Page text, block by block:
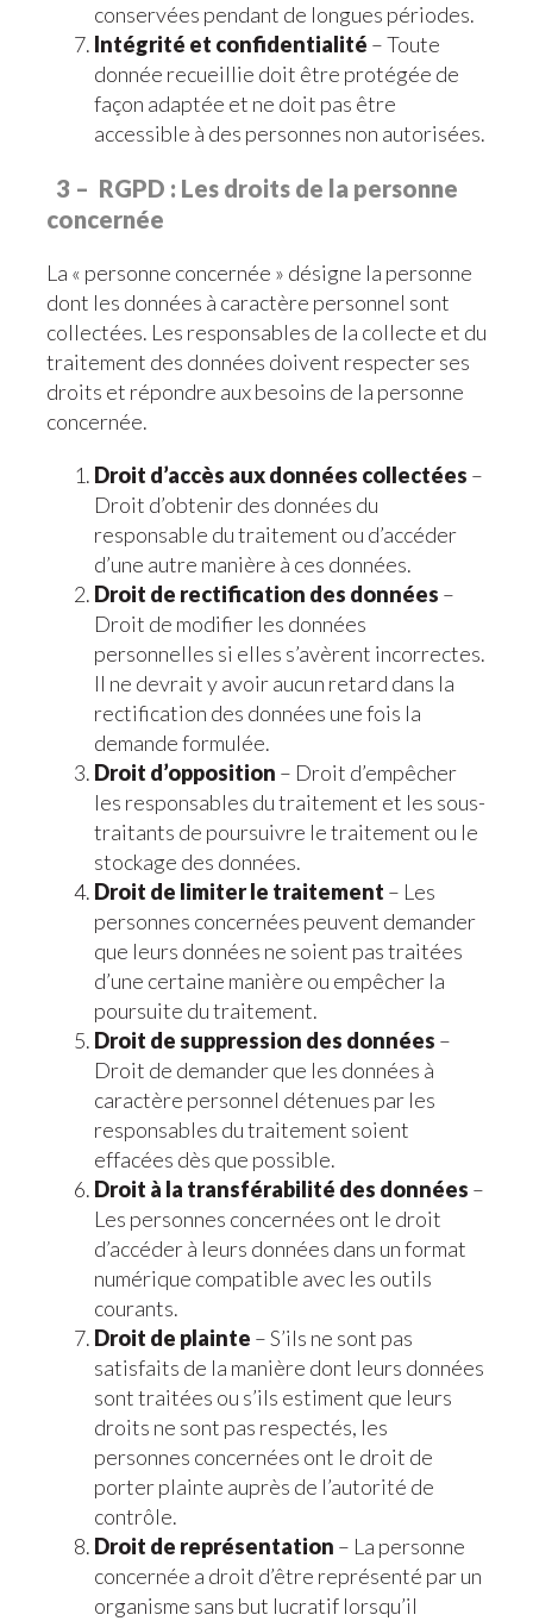
conservées pendant de longues périodes.
Intégrité et confidentialité – Toute
donnée recueillie doit être protégée de
façon adaptée et ne doit pas être
accessible à des personnes non autorisées.
3 – RGPD : Les droits de la personne
concernée
La « personne concernée » désigne la personne
dont les données à caractère personnel sont
collectées. Les responsables de la collecte et du
traitement des données doivent respecter ses
droits et répondre aux besoins de la personne
concernée.
Droit d’accès aux données collectées –
Droit d’obtenir des données du
responsable du traitement ou d’accéder
d’une autre manière à ces données.
Droit de rectification des données –
Droit de modifier les données
personnelles si elles s’avèrent incorrectes.
Il ne devrait y avoir aucun retard dans la
rectification des données une fois la
demande formulée.
Droit d’opposition – Droit d’empêcher
les responsables du traitement et les sous-
traitants de poursuivre le traitement ou le
stockage des données.
Droit de limiter le traitement – Les
personnes concernées peuvent demander
que leurs données ne soient pas traitées
d’une certaine manière ou empêcher la
poursuite du traitement.
Droit de suppression des données –
Droit de demander que les données à
caractère personnel détenues par les
responsables du traitement soient
effacées dès que possible.
Droit à la transférabilité des données –
Les personnes concernées ont le droit
d’accéder à leurs données dans un format
numérique compatible avec les outils
courants.
Droit de plainte – S’ils ne sont pas
satisfaits de la manière dont leurs données
sont traitées ou s’ils estiment que leurs
droits ne sont pas respectés, les
personnes concernées ont le droit de
porter plainte auprès de l’autorité de
contrôle.
Droit de représentation – La personne
concernée a droit d’être représenté par un
organisme sans but lucratif lorsqu’il